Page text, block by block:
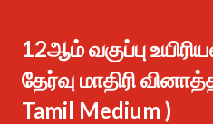
12ஆம் வகுப்பு
தேர்வு மாதிரி
Tamil Medium )